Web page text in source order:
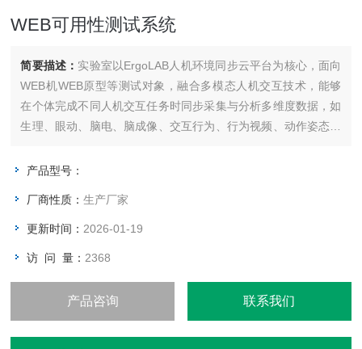
WEB可用性测试系统
简要描述： 实验室以ErgoLAB人机环境同步云平台为核心，面向
WEB机WEB原型等测试对象，融合多模态人机交互技术，能够
在个体完成不同人机交互任务时同步采集与分析多维度数据，如
生理、眼动、脑电、脑成像、交互行为、行为视频、动作姿态、
态，对WEB产品设计优化和方案迭代提供客观量化的数据支撑。
产品型号：
厂商性质：生产厂家
更新时间： 2026-01-19
访 问 量： 2368
产品咨询 联系我们